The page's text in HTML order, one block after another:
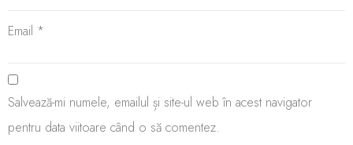
Email *
Salvează-mi numele, emailul și site-ul web în acest navigator
pentru data viitoare când o să comentez.